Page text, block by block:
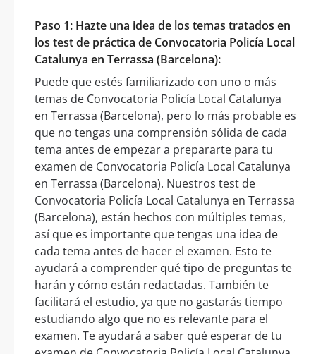
Paso 1: Hazte una idea de los temas tratados en
los test de práctica de Convocatoria Policía Local
Catalunya en Terrassa (Barcelona):
Puede que estés familiarizado con uno o más
temas de Convocatoria Policía Local Catalunya
en Terrassa (Barcelona), pero lo más probable es
que no tengas una comprensión sólida de cada
tema antes de empezar a prepararte para tu
examen de Convocatoria Policía Local Catalunya
en Terrassa (Barcelona). Nuestros test de
Convocatoria Policía Local Catalunya en Terrassa
(Barcelona), están hechos con múltiples temas,
así que es importante que tengas una idea de
cada tema antes de hacer el examen. Esto te
ayudará a comprender qué tipo de preguntas te
harán y cómo están redactadas. También te
facilitará el estudio, ya que no gastarás tiempo
estudiando algo que no es relevante para el
examen. Te ayudará a saber qué esperar de tu